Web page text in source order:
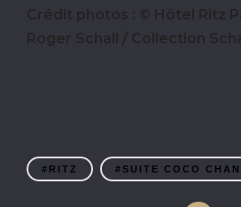
Crédit photos : © Hôtel Ritz
Roger Schall / Collection
#RITZ #SUITE COCO